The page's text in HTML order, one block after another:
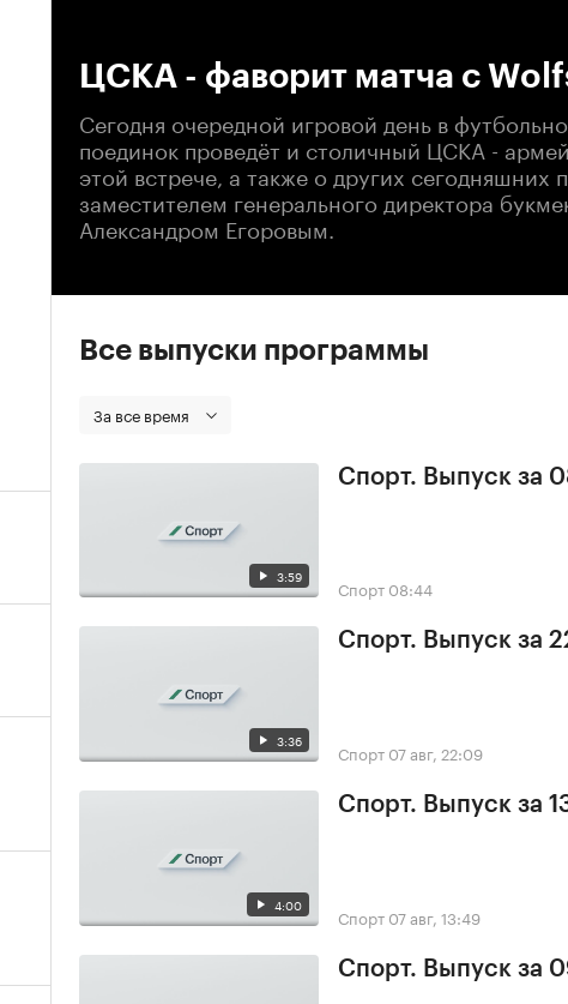
ЦСКА - фаворит матча с
Сегодня очередной игровой день в
поединок проведёт и столичный ЦСКА -
этой встрече, а также о других сегодняшних
заместителем генерального директора
Александром Егоровым.
Все выпуски программы
За все время
3:59
Спорт. Выпуск за
Спорт 08:44
3:36
Спорт. Выпуск за
Спорт 07 авг, 22:09
4:00
Спорт. Выпуск за
Спорт 07 авг, 13:49
Спорт. Выпуск за